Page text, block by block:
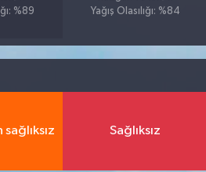
%89
Yağış Olasılığı: %84
Sağlıksız